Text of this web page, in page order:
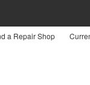
a Repair Shop